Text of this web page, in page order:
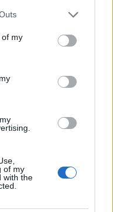
of my
of my
with the
το 1932 στο New Jersey
μπαλκόνι σου αν είναι